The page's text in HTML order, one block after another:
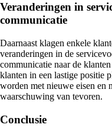
Veranderingen in
communicatie
Daarnaast klagen enkele
veranderingen in de
communicatie naar de
klanten in een lastige positie
worden met nieuwe eisen en
waarschuwing van tevoren.
Conclusie